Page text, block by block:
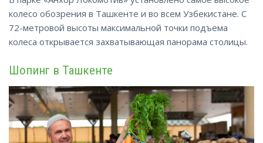
колесо обозрения в Ташкенте и во всем Узбекистане. С
72-метровой высоты максимальной точки подъема
колеса открывается захватывающая панорама столицы.
Шопинг в Ташкенте